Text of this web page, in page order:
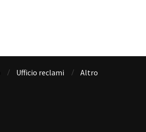
Ufficio reclami Altro